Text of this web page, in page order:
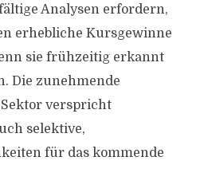
Analysen erfordern,
erhebliche Kursgewinne
sie frühzeitig erkannt
Die zunehmende
verspricht
selektive,
für das kommende